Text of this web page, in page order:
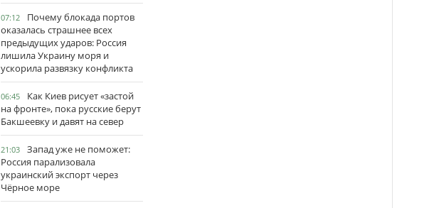
07:12
Почему блокада портов
оказалась страшнее всех
предыдущих ударов: Россия
лишила Украину моря и
ускорила развязку конфликта
06:45
Как Киев рисует «застой
на фронте», пока русские берут
Бакшеевку и давят на север
21:03
Запад уже не поможет:
Россия парализовала
украинский экспорт через
Чёрное море